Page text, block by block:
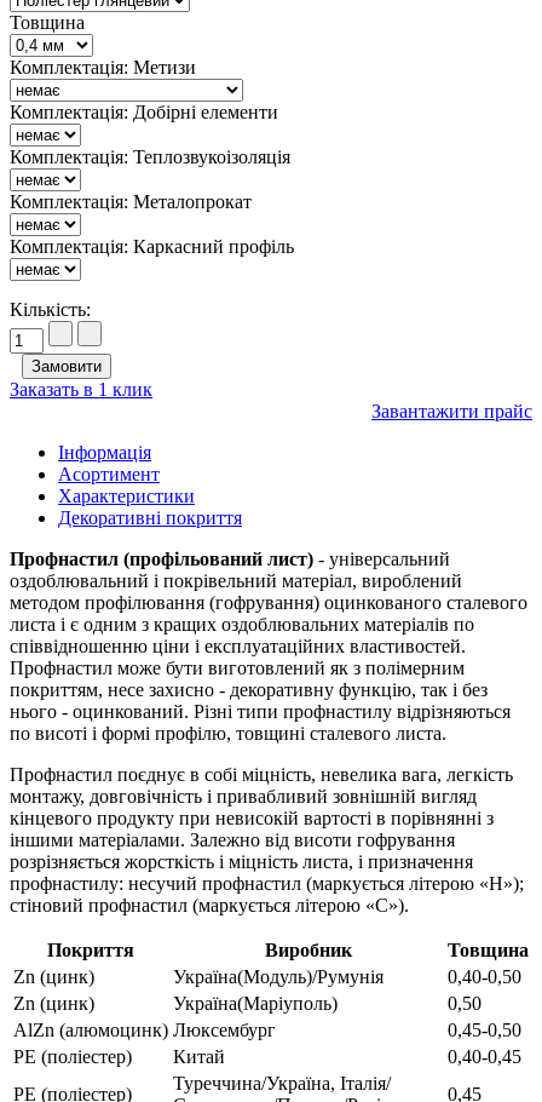
Товщина
Комплектація: Метизи
Комплектація: Добірні елементи
Комплектація: Теплозвукоізоляція
Комплектація: Металопрокат
Комплектація: Каркасний профіль
Кількість:
Заказать в 1 клик
Завантажити прайс
Інформація
Асортимент
Характеристики
Декоративні покриття
Профнастил (профільований лист) - універсальний
оздоблювальний і покрівельний матеріал, вироблений
методом профілювання (гофрування) оцинкованого сталевого
листа і є одним з кращих оздоблювальних матеріалів по
співвідношенню ціни і експлуатаційних властивостей.
Профнастил може бути виготовлений як з полімерним
покриттям, несе захисно - декоративну функцію, так і без
нього - оцинкований. Різні типи профнастилу відрізняються
по висоті і формі профілю, товщині сталевого листа.
Профнастил поєднує в собі міцність, невелика вага, легкість
монтажу, довговічність і привабливий зовнішній вигляд
кінцевого продукту при невисокій вартості в порівнянні з
іншими матеріалами. Залежно від висоти гофрування
розрізняється жорсткість і міцність листа, і призначення
профнастилу: несучий профнастил (маркується літерою «Н»);
стіновий профнастил (маркується літерою «С»).
Покриття Виробник
Товщина
Zn (цинк)
Україна(Модуль)/Румунія
0,40-0,50
Zn (цинк)
Україна(Маріуполь)
0,50
AlZn (алюмоцинк) Люксембург
0,45-0,50
РЕ (поліестер)
Китай
0,40-0,45
РЕ (поліестер)
Туреччина/Україна, Італія/
0,45